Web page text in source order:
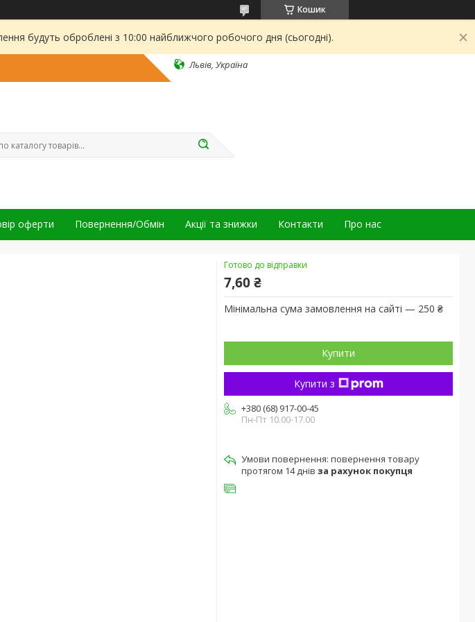
Кошик
будуть оброблені з 10:00 найближчого робочого дня (сьогодні).
Львів, Україна
оферти Повернення/Обмін Акції та знижки Контакти Про нас
Готово до відправки
7,60 ₴
Мінімальна сума замовлення на сайті — 250 ₴
Купити
Купити з
+380 (68) 917-00-45
Пн-Пт 10.00-17.00
повернення товару
протягом 14 днів за рахунок покупця